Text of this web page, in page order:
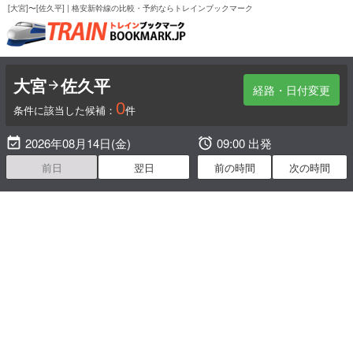
[大宮]〜[佐久平] | 格安新幹線の比較・予約ならトレインブックマーク
経路・日付変更
大宮佐久平
条件に該当した候補： 0件
 2026年08月14日(金)
前日 翌日
 09:00 出発
前の時間 次の時間